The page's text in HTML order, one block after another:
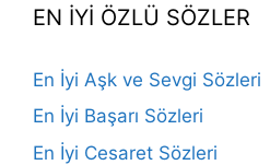
EN İYİ ÖZLÜ SÖZLER
En İyi Aşk ve Sevgi Sözleri
En İyi Başarı Sözleri
En İyi Cesaret Sözleri